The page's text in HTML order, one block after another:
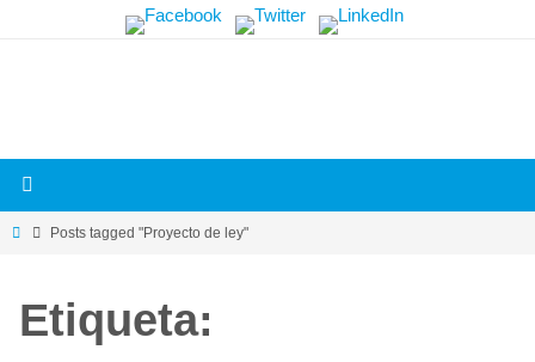
HomePosts tagged "Proyecto de ley"
Etiqueta: